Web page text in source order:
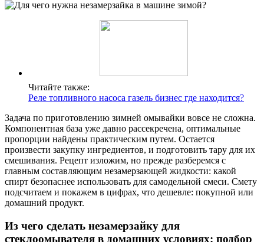
Читайте также:
Реле топливного насоса газель бизнес где находится?
Задача по приготовлению зимней омывайки вовсе не сложна.
Компонентная база уже давно рассекречена, оптимальные
пропорции найдены практическим путем. Остается
произвести закупку ингредиентов, и подготовить тару для их
смешивания. Рецепт изложим, но прежде разберемся с
главным составляющим незамерзающей жидкости: какой
спирт безопаснее использовать для самодельной смеси. Смету
подсчитаем и покажем в цифрах, что дешевле: покупной или
домашний продукт.
Из чего сделать незамерзайку для
стеклоомывателя в домашних условиях: подбор